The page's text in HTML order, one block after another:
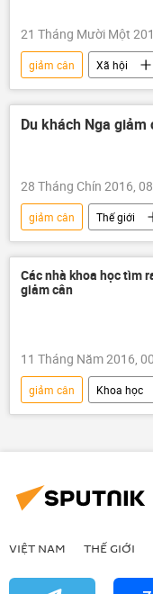
21 Tháng Mười Một
giảm cân Xã hội
thuốc
Du khách Nga
28 Tháng Chín 2016,
giảm cân Thế giới
Thụy Sĩ
Liên
Các nhà khoa học tìm
giảm cân
11 Tháng Năm 2016,
giảm cân Khoa học
VIỆT NAM THẾ GIỚI